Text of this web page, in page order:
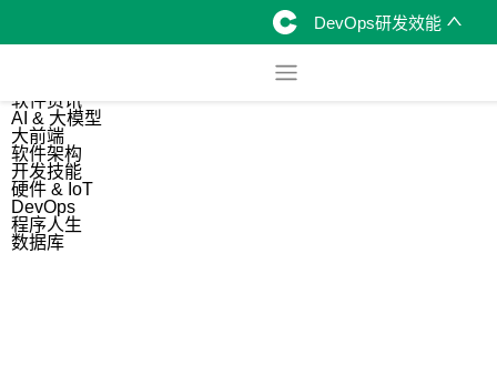
DevOps研发效能
软件资讯
AI & 大模型
大前端
软件架构
开发技能
硬件 & IoT
DevOps
程序人生
数据库